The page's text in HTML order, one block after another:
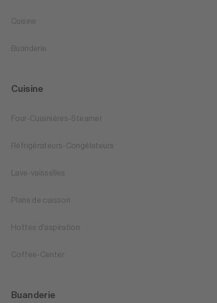
Cuisine
Buanderie
Cuisine
Four-Cuisinières-Steamer
Réfrigérateurs-Congélateurs
Lave-vaisselles
Plans de cuisson
Hottes d'aspiration
Coffee-Center
Buanderie